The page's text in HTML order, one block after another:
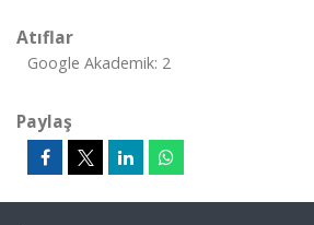
Atıflar
Google Akademik: 2
Paylaş